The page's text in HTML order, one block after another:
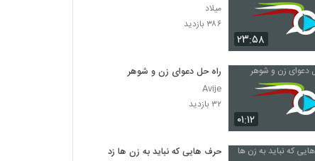
۲۳:۵۸
میلاد
۳۸۶ بازدید
۰۱:۱۲
راه حل دعوای زن و شوهر
Avije
۳۲ بازدید
حرف هایی که نباید به زن ها زد